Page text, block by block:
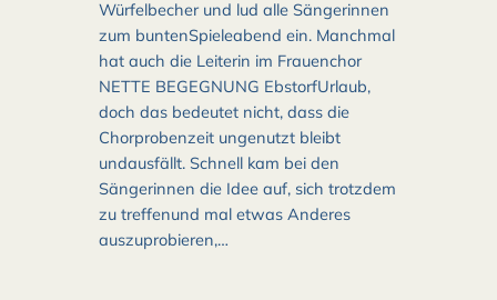
Würfelbecher und lud alle Sängerinnen
zum buntenSpieleabend ein. Manchmal
hat auch die Leiterin im Frauenchor
NETTE BEGEGNUNG EbstorfUrlaub,
doch das bedeutet nicht, dass die
Chorprobenzeit ungenutzt bleibt
undausfällt. Schnell kam bei den
Sängerinnen die Idee auf, sich trotzdem
zu treffenund mal etwas Anderes
auszuprobieren,…